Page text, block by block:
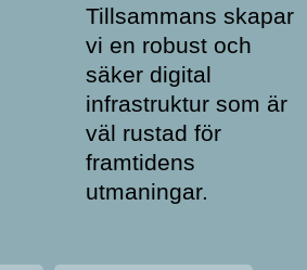
Tillsammans skapar
vi en robust och
säker digital
infrastruktur som är
väl rustad för
framtidens
utmaningar.